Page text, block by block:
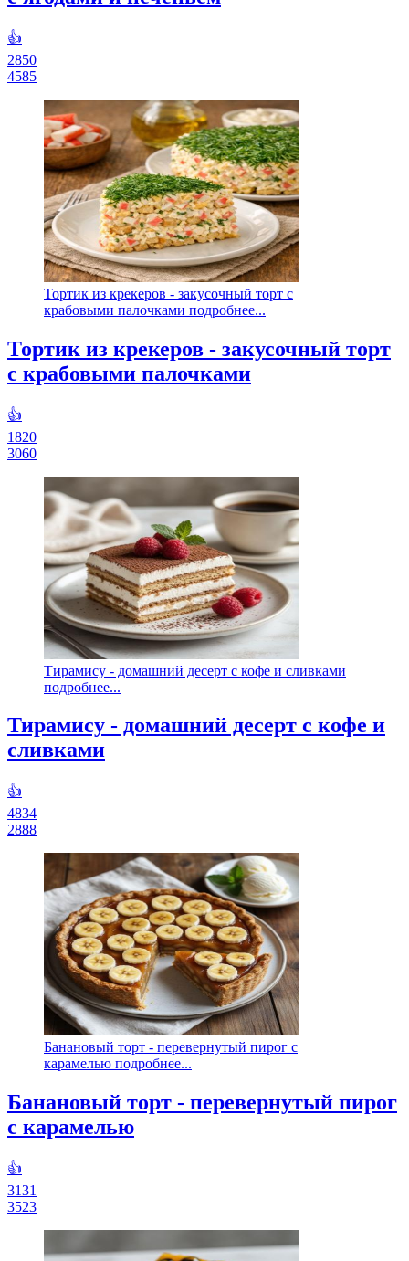
👍
2850
4585
Тортик из крекеров - закусочный торт с
крабовыми палочками подробнее...
Тортик из крекеров - закусочный торт
с крабовыми палочками
👍
1820
3060
Тирамису - домашний десерт с кофе и сливками
подробнее...
Тирамису - домашний десерт с кофе и
сливками
👍
4834
2888
Банановый торт - перевернутый пирог с
карамелью подробнее...
Банановый торт - перевернутый пирог
с карамелью
👍
3131
3523